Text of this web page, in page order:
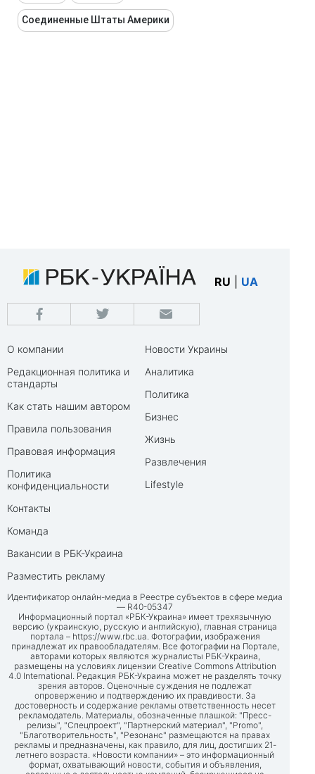
Соединенные Штаты Америки
RU UA
О компании
Редакционная политика и
стандарты
Как стать нашим автором
Правила пользования
Правовая информация
Политика
конфиденциальности
Контакты
Команда
Вакансии в РБК-Украина
Разместить рекламу
Новости Украины
Аналитика
Политика
Бизнес
Жизнь
Развлечения
Lifestyle
Идентификатор онлайн-медиа в Реестре субъектов в сфере медиа
— R40-05347
Информационный портал «РБК-Украина» имеет трехязычную
версию (украинскую, русскую и английскую), главная страница
портала – https://www.rbc.ua. Фотографии, изображения
принадлежат их правообладателям. Все фотографии на Портале,
авторами которых являются журналисты РБК-Украина,
размещены на условиях лицензии Creative Commons Attribution
4.0 International. Редакция РБК-Украина может не разделять точку
зрения авторов. Оценочные суждения не подлежат
опровержению и подтверждению их правдивости. За
достоверность и содержание рекламы ответственность несет
рекламодатель. Материалы, обозначенные плашкой: "Пресс-
релизы", "Спецпроект", "Партнерский материал", "Promo",
"Благотворительность", "Резонанс" размещаются на правах
рекламы и предназначены, как правило, для лиц, достигших 21-
летнего возраста. «Новости компании» – это информационный
формат, охватывающий новости, события и объявления,